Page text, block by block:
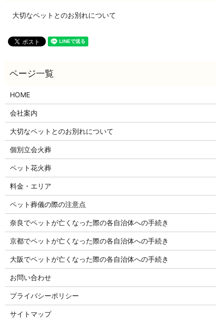
大切なペットとのお別れについて
HOME
会社案内
大切なペットとのお別れについて
個別立会火葬
ペット花火葬
料金・エリア
ペット葬儀の際の注意点
奈良でペットが亡くなった際の各自治体への手続き
京都でペットが亡くなった際の各自治体への手続き
大阪でペットが亡くなった際の各自治体への手続き
お問い合わせ
プライバシーポリシー
サイトマップ